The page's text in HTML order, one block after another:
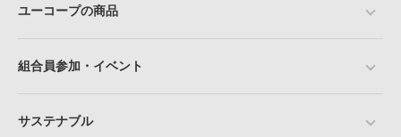
ユーコープの商品
組合員参加・イベント
サステナブル